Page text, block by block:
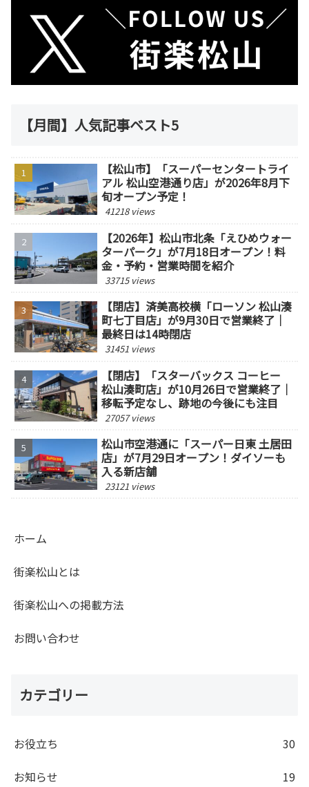
【月間】人気記事ベスト5
【松山市】「スーパーセンタートライ
アル 松山空港通り店」が2026年8月下
旬オープン予定！
41218 views
【2026年】松山市北条「えひめウォー
ターパーク」が7月18日オープン！料
金・予約・営業時間を紹介
33715 views
【閉店】済美高校横「ローソン 松山湊
町七丁目店」が9月30日で営業終了｜
最終日は14時閉店
31451 views
【閉店】「スターバックス コーヒー
松山湊町店」が10月26日で営業終了｜
移転予定なし、跡地の今後にも注目
27057 views
松山市空港通に「スーパー日東 土居田
店」が7月29日オープン！ダイソーも
入る新店舗
23121 views
ホーム
街楽松山とは
街楽松山への掲載方法
お問い合わせ
カテゴリー
お役立ち
30
お知らせ
19